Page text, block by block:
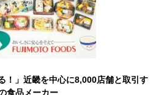
！」近畿を中心に8,000店舗と取引す
食品メーカー